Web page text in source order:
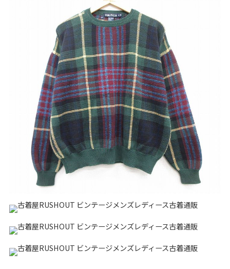
アディダス ナイキ
リーバイス ラッセル・アスレ
チック
カ行 サ行
タ行
ナ行
ハ行 マ行 ラ行
Search by Itemアイテムから探す
ジャケット スウェット セーター
長袖シャツ 半袖シャツ Tシャツ
パンツ レディース 子供服
雑貨/小物